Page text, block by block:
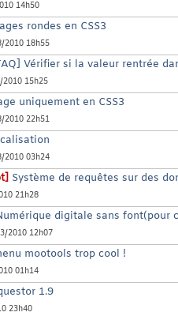
14h50
rondes en CSS3
2010 18h55
Vérifier si la valeur rentrée
2010 15h25
uniquement en CSS3
2010 22h51
2010 03h24
Système de requêtes sur des
21h28
digitale sans font(pour
2010 12h07
mootools trop cool !
01h14
1.9
23h40